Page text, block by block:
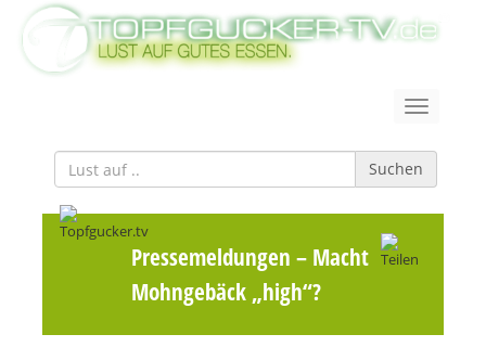
Suchen
Pressemeldungen – Macht
Mohngebäck „high“?